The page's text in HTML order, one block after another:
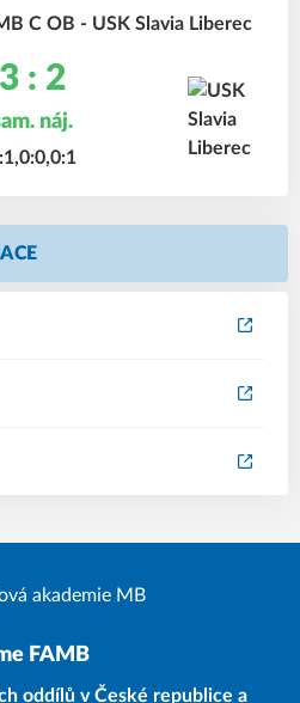
C OB - USK Slavia Liberec
3 : 2
náj.
FAMB
oddílů v České republice a